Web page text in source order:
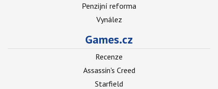
Penzijní reforma
Vynález
Games.cz
Recenze
Assassin's Creed
Starfield